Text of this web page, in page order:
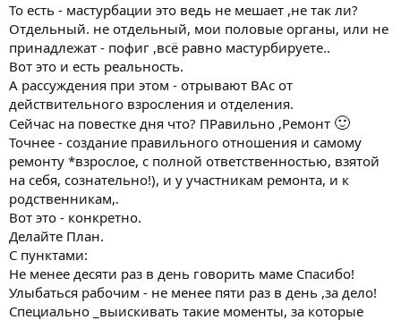
То есть - мастурбации это ведь не мешает ,не так ли?
Отдельный. не отдельный, мои половые органы, или не
принадлежат - пофиг ,всё равно мастурбируете..
Вот это и есть реальность.
А рассуждения при этом - отрывают ВАс от
действительного взросления и отделения.
Сейчас на повестке дня что? ПРавильно ,Ремонт 🙂
Точнее - создание правильного отношения и самому
ремонту *взрослое, с полной ответственностью, взятой
на себя, сознательно!), и у участникам ремонта, и к
родственникам,.
Вот это - конкретно.
Делайте План.
С пунктами:
Не менее десяти раз в день говорить маме Спасибо!
Улыбаться рабочим - не менее пяти раз в день ,за дело!
Специально _выискивать такие моменты, за которые